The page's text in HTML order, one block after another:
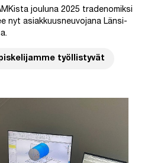
jouluna 2025 tradenomiksi
nyt asiakkuusneuvojana Länsi-
työllistyvät